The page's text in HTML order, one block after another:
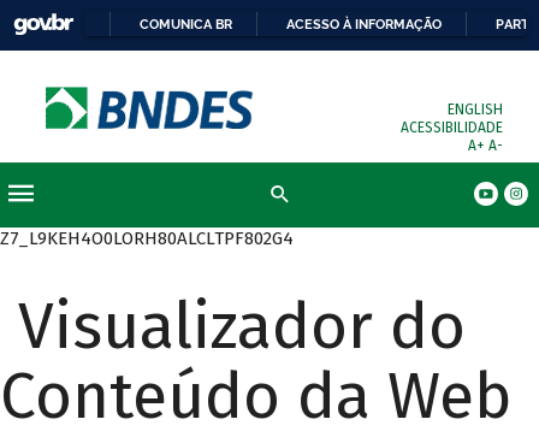
COMUNICA BR ACESSO À INFORMAÇÃO
ENGLISH
ACESSIBILIDADE
A+ A-
Z7_L9KEH4O0LORH80ALCLTPF802G4
Visualizador do
Conteúdo da Web